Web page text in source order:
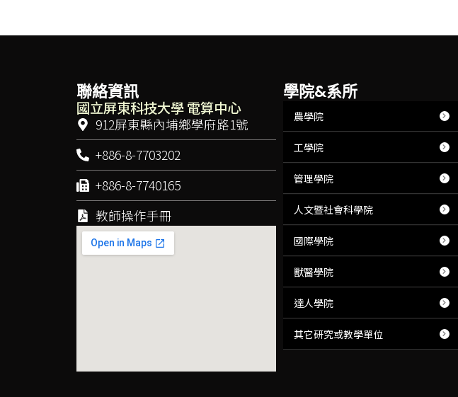
聯絡資訊
國立屏東科技大學 電算中心
912屏東縣內埔鄉學府路1號
+886-8-7703202
+886-8-7740165
教師操作手冊
學院&系所
農學院
工學院
管理學院
人文暨社會科學院
國際學院
獸醫學院
達人學院
其它研究或教學單位